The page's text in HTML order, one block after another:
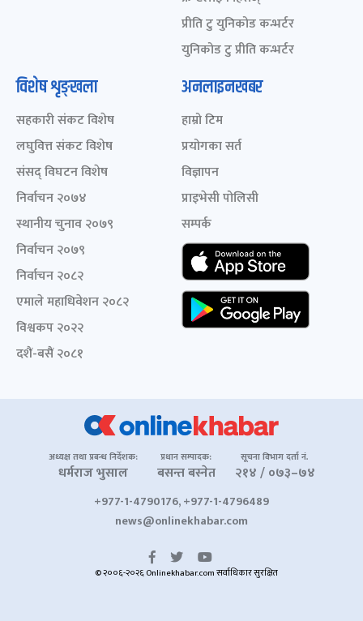
प्रीति टु युनिकोड कन्भर्टर
युनिकोड टु प्रीति कन्भर्टर
विशेष शृङ्खला
सहकारी संकट विशेष
लघुवित्त संकट विशेष
संसद् विघटन विशेष
निर्वाचन २०७४
स्थानीय चुनाव २०७९
निर्वाचन २०७९
निर्वाचन २०८२
एमाले महाधिवेशन २०८२
विश्वकप २०२२
दशैं-बसैं २०८१
अनलाइनखबर
हाम्रो टिम
प्रयोगका सर्त
विज्ञापन
प्राइभेसी पोलिसी
सम्पर्क
अध्यक्ष तथा प्रबन्ध निर्देशक:
धर्मराज भुसाल
प्रधान सम्पादक:
बसन्त बस्नेत
सूचना विभाग दर्ता नं.
२१४ / ०७३–७४
+977-1-4790176, +977-1-4796489
news@onlinekhabar.com
© २००६-२०२६ Onlinekhabar.com सर्वाधिकार सुरक्षित